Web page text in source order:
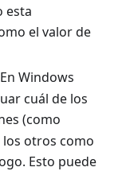
esta
el valor de
Windows
cuál de los
(como
los otros como
Esto puede